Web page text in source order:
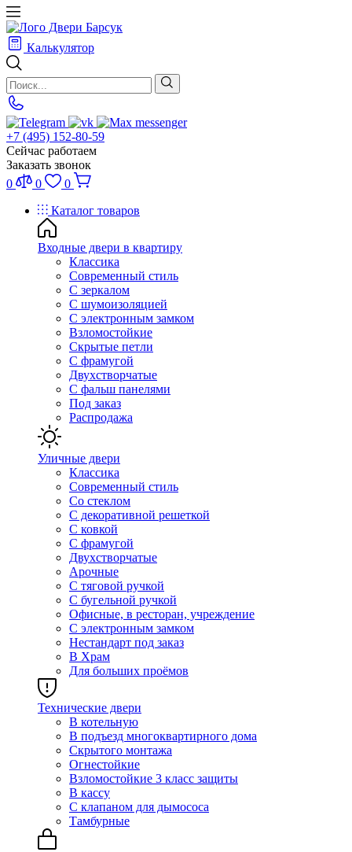
Калькулятор
+7 (495) 152-80-59
Сейчас работаем
Заказать звонок
0
0
0
Каталог товаров
Входные двери в квартиру
Классика
Современный стиль
С зеркалом
С шумоизоляцией
С электронным замком
Взломостойкие
Скрытые петли
С фрамугой
Двухстворчатые
С фальш панелями
Под заказ
Распродажа
Уличные двери
Классика
Современный стиль
Со стеклом
С декоративной решеткой
С ковкой
С фрамугой
Двухстворчатые
Арочные
С тяговой ручкой
С бугельной ручкой
Офисные, в ресторан, учреждение
С электронным замком
Нестандарт под заказ
В Храм
Для больших проёмов
Технические двери
В котельную
В подъезд многоквартирного дома
Скрытого монтажа
Огнестойкие
Взломостойкие 3 класс защиты
В кассу
С клапаном для дымососа
Тамбурные